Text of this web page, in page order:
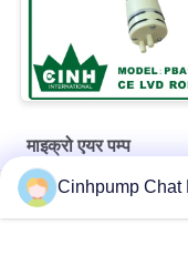
माइक्रो एयर पम्प
Cinhpump साइलेंट माइक्रो
Cinhpump Chat